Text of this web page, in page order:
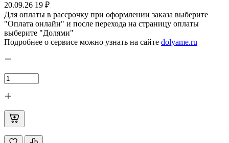
20.09.26 19 ₽
Для оплаты в рассрочку при оформлении заказа выберите
"Оплата онлайн" и после перехода на страницу оплаты
выберите "Долями"
Подробнее о сервисе можно узнать на сайте dolyame.ru